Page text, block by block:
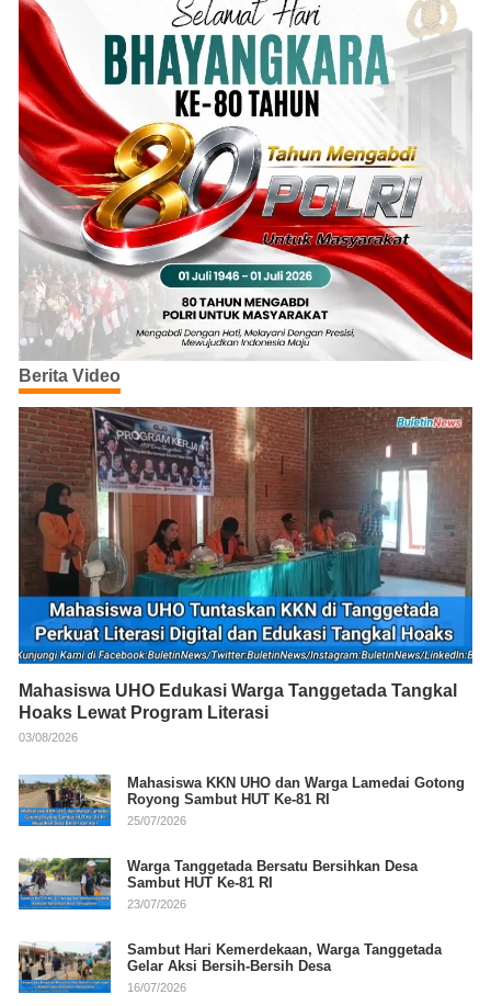
Berita Video
Mahasiswa UHO Edukasi Warga Tanggetada Tangkal
Hoaks Lewat Program Literasi
03/08/2026
Mahasiswa KKN UHO dan Warga Lamedai Gotong
Royong Sambut HUT Ke-81 RI
25/07/2026
Warga Tanggetada Bersatu Bersihkan Desa
Sambut HUT Ke-81 RI
23/07/2026
Sambut Hari Kemerdekaan, Warga Tanggetada
Gelar Aksi Bersih-Bersih Desa
16/07/2026